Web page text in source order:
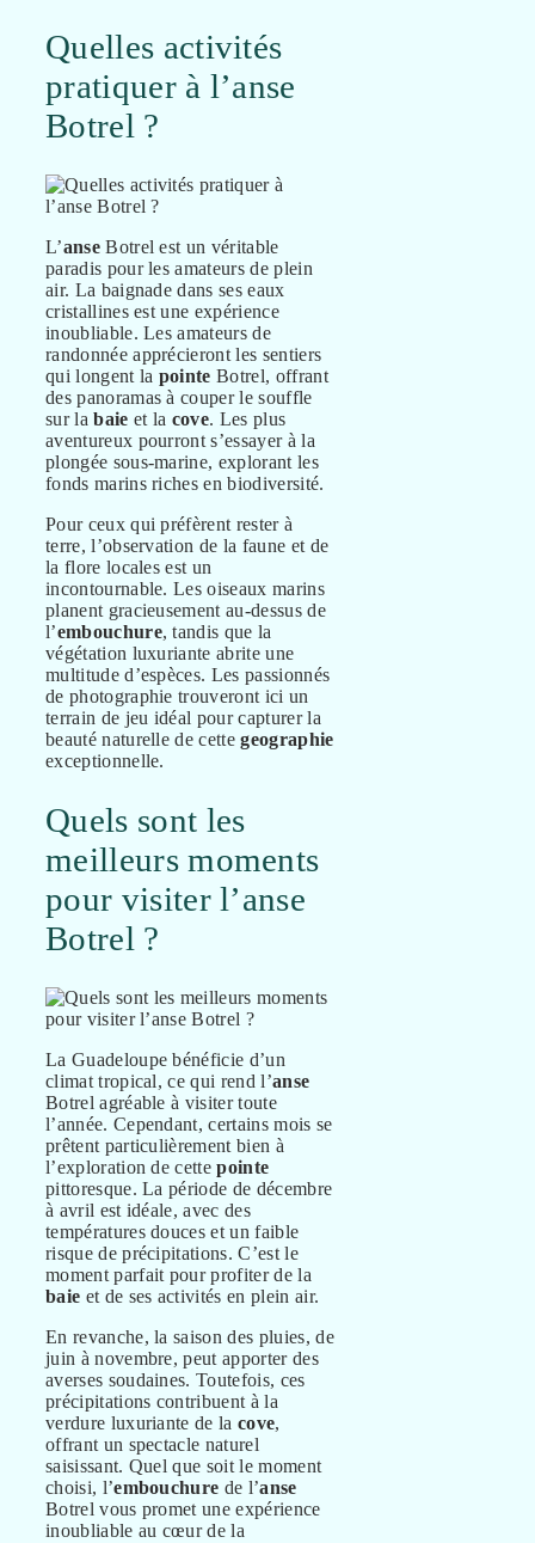
Quelles activités
pratiquer à l’anse
Botrel ?
L’anseBotrel est un véritable
paradis pour les amateurs de plein
air. La baignade dans ses eaux
cristallines est une expérience
inoubliable. Les amateurs de
randonnée apprécieront les sentiers
qui longent la pointe Botrel, offrant
des panoramas à couper le souffle
sur labaie et la cove. Les plus
aventureux pourront s’essayer à la
plongée sous-marine, explorant les
fonds marins riches en biodiversité.
Pour ceux qui préfèrent rester à
terre, l’observation de la faune et de
la flore locales est un
incontournable. Les oiseaux marins
planent gracieusement au-dessus de
l’embouchure, tandis que la
végétation luxuriante abrite une
multitude d’espèces. Les passionnés
de photographie trouveront ici un
terrain de jeu idéal pour capturer la
beauté naturelle de cettegeographie
exceptionnelle.
Quels sont les
meilleurs moments
pour visiter l’anse
Botrel ?
La Guadeloupe bénéficie d’un
climat tropical, ce qui rend l’anse
Botrel agréable à visiter toute
l’année. Cependant, certains mois se
prêtent particulièrement bien à
l’exploration de cettepointe
pittoresque. La période de décembre
à avril est idéale, avec des
températures douces et un faible
risque de précipitations. C’est le
moment parfait pour profiter de la
baie et de ses activités en plein air.
En revanche, la saison des pluies, de
juin à novembre, peut apporter des
averses soudaines. Toutefois, ces
précipitations contribuent à la
verdure luxuriante de lacove,
offrant un spectacle naturel
saisissant. Quel que soit le moment
choisi, l’embouchure de l’anse
Botrel vous promet une expérience
inoubliable au cœur de la